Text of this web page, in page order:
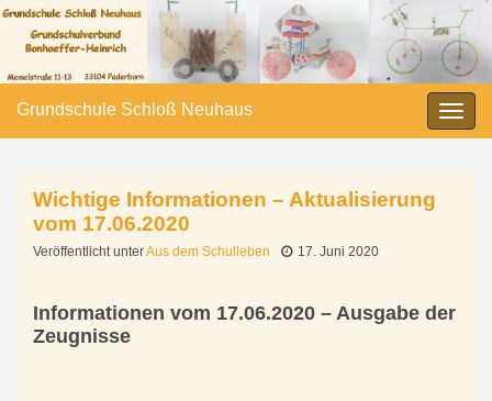
Grundschule Schloß Neuhaus
Wichtige Informationen – Aktualisierung
vom 17.06.2020
Veröffentlicht unterAus dem Schulleben 17. Juni 2020
Informationen vom 17.06.2020 – Ausgabe der
Zeugnisse